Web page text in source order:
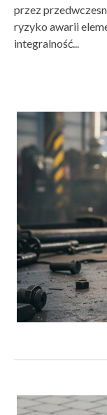
przez
ryzyko awarii
integralność...